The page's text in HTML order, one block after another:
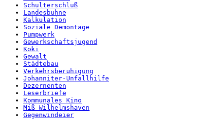
Schulterschluß
Landesbühne
Kalkulation
Soziale Demontage
Pumpwerk
Gewerkschaftsjugend
Koki
Gewalt
Städtebau
Verkehrsberuhigung
Johanniter-Unfallhilfe
Dezernenten
Leserbriefe
Kommunales Kino
Miß Wilhelmshaven
Gegenwindeier